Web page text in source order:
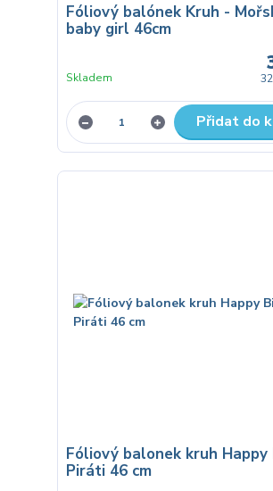
Fóliový balónek Kruh -
baby girl 46cm
Skladem
Přidat do
Fóliový balonek kruh
Piráti 46 cm